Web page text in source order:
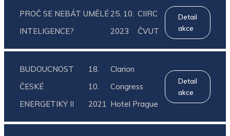
PROČ SE NEBÁT UMĚLÉ
INTELIGENCE?
25. 10.
2023
CIIRC
ČVUT
Detail
akce
BUDOUCNOST
ČESKÉ
ENERGETIKY II
18.
10.
2021
Clarion
Congress
Hotel Prague
Detail
akce